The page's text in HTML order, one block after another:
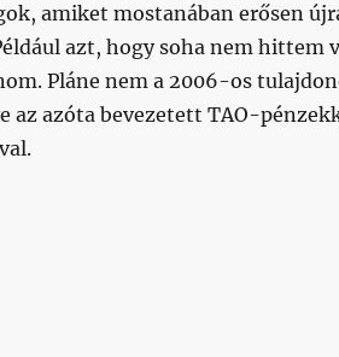
amiket mostanában erősen
azt, hogy soha nem hittem
Pláne nem a 2006-os
az azóta bevezetett TAO-
kirakat”